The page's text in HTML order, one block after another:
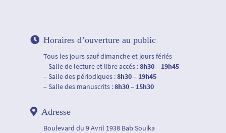
Horaires d’ouverture au public
Tous les jours sauf dimanche et jours fériés
– Salle de lecture et libre accés :8h30 – 19h45
– Salle des périodiques :8h30 – 19h45
– Salle des manuscrits :8h30 – 15h30
Adresse
Boulevard du 9 Avril 1938 Bab Souika